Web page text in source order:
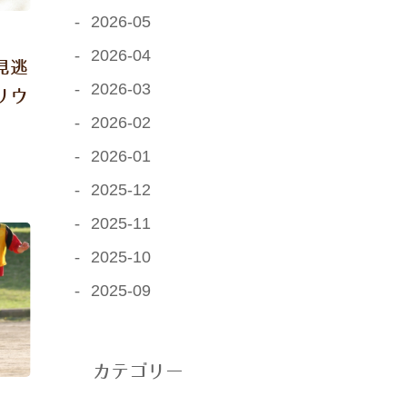
逃
ウ
2026-05
2026-04
2026-03
2026-02
2026-01
2025-12
2025-11
2025-10
2025-09
カテゴリー